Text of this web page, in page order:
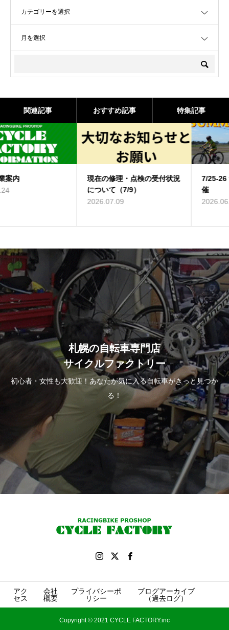
関連記事 おすすめ記事 特集記事
現在の修理・点検の受付状況
7/25-26 サマーツーリング開
催
札幌の自転車専門店
サイクルファクトリー
初心者・女性も大歓迎！あなたが気に入る自転車がきっと見つか
る！
アク
セス
会社
概要
プライバシーポ
リシー
ブログアーカイブ
（過去ログ）
Copyright © 2021 CYCLE FACTORY.inc